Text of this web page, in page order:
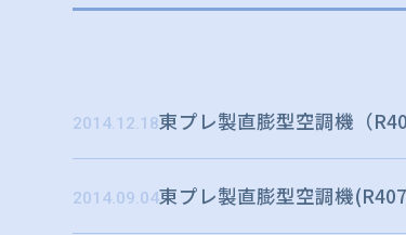
2014.12.18東プレ製直膨型空調機（
2014.09.04東プレ製直膨型空調機